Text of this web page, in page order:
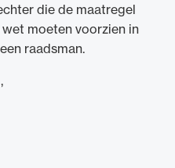
die de maatregel
moeten voorzien in
raadsman.